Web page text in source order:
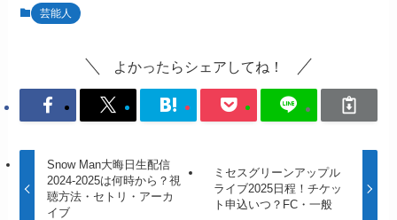
芸能人
よかったらシェアしてね！
Snow Man大晦日生配信
2024-2025は何時から？視
聴方法・セトリ・アーカ
イブ
ミセスグリーンアップル
ライブ2025日程！チケッ
ト申込いつ？FC・一般